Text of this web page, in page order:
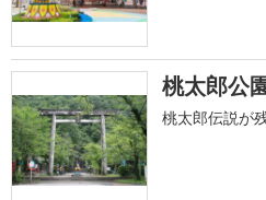
桃太郎公
桃太郎伝説が